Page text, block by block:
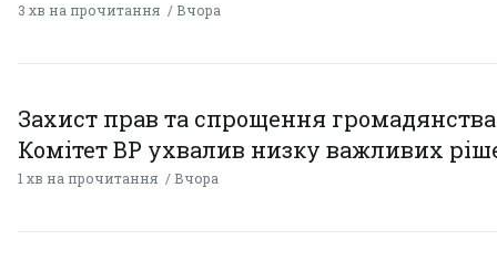
3 хв на прочитання Вчора
Захист прав та спрощення
Комітет ВР ухвалив низку важливих
1 хв на прочитання Вчора